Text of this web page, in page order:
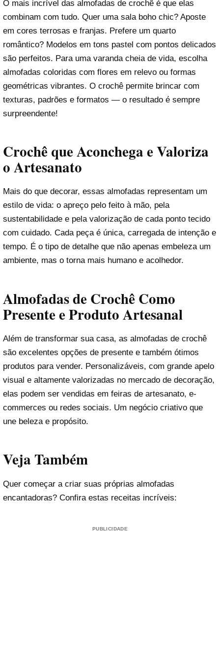
O mais incrível das almofadas de crochê é que elas
combinam com tudo. Quer uma sala boho chic? Aposte
em cores terrosas e franjas. Prefere um quarto
romântico? Modelos em tons pastel com pontos delicados
são perfeitos. Para uma varanda cheia de vida, escolha
almofadas coloridas com flores em relevo ou formas
geométricas vibrantes. O crochê permite brincar com
texturas, padrões e formatos — o resultado é sempre
surpreendente!
Crochê que Aconchega e Valoriza
o Artesanato
Mais do que decorar, essas almofadas representam um
estilo de vida: o apreço pelo feito à mão, pela
sustentabilidade e pela valorização de cada ponto tecido
com cuidado. Cada peça é única, carregada de intenção e
tempo. É o tipo de detalhe que não apenas embeleza um
ambiente, mas o torna mais humano e acolhedor.
Almofadas de Crochê Como
Presente e Produto Artesanal
Além de transformar sua casa, as almofadas de crochê
são excelentes opções de presente e também ótimos
produtos para vender. Personalizáveis, com grande apelo
visual e altamente valorizadas no mercado de decoração,
elas podem ser vendidas em feiras de artesanato, e-
commerces ou redes sociais. Um negócio criativo que
une beleza e propósito.
Veja Também
Quer começar a criar suas próprias almofadas
encantadoras? Confira estas receitas incríveis:
PUBLICIDADE